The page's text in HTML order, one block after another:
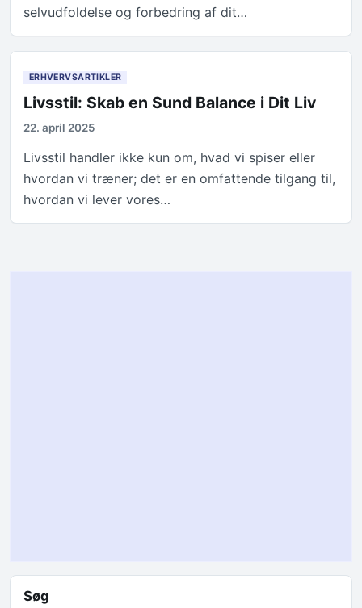
selvudfoldelse og forbedring af dit…
ERHVERVSARTIKLER
Livsstil: Skab en Sund Balance i Dit Liv
22. april 2025
Livsstil handler ikke kun om, hvad vi spiser eller
hvordan vi træner; det er en omfattende tilgang til,
hvordan vi lever vores…
Søg